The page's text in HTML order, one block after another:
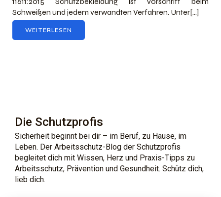
Schweißen und jedem verwandten Verfahren. Unter[…]
WEITERLESEN
Die Schutzprofis
Sicherheit beginnt bei dir – im Beruf, zu Hause, im
Leben. Der Arbeitsschutz-Blog der Schutzprofis
begleitet dich mit Wissen, Herz und Praxis-Tipps zu
Arbeitsschutz, Prävention und Gesundheit. Schütz dich,
lieb dich.